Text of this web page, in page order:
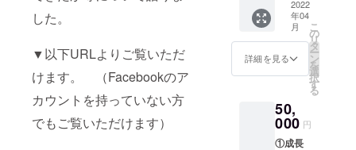
した。
▼以下URLよりご覧いただ
けます。 （Facebookのア
カウントを持っていない方
でもご覧いただけます）
レスへ
お送り
しま
の後
も、随
メール
にてご
報告
（2022
年3月か
ら24年4
月ま
年に1回
定） ---
①「ミ
ャン
ミャン
マー
コー
ヒー飲
み比べ
ドリッ
プバッ
（2022
年4月頃
予定）
（配送
2022
年04
月
詳細を見る
こ
の
リ
タ
ー
ン
を
選
択
す
る
50,
000 円
①成長